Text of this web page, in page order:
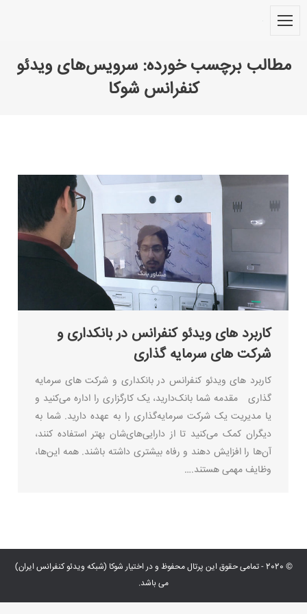
مطالب برچسب خورده:سرویس‌های ویدئو
کنفرانس شوکا
کاربرد های ویدئو کنفرانس در بانکداری و
شرکت های سرمایه گذاری
کاربرد های ویدئو کنفرانس در بانکداری و شرکت های سرمایه
گذاری مقدمه شما بانک‌دارید، یک کارگزاری را اداره می‌کنید و
یا مدیریت یک شرکت سرمایه‌گذاری را به عهده دارید. شما به
دیگران کمک می‌کنید تا از دارایی‌های‌شان بهتر استفاده کنند،
آن‌ها را افزایش دهند و رفاه بیشتری داشته باشند. همه این‌ها،
وظایف مهمی هستند.…
© 2020 - تمامی حقوق این پرتال محفوظ و در اختیار شوکا (شبکه ویدئو کنفرانس ایران)
می باشد.